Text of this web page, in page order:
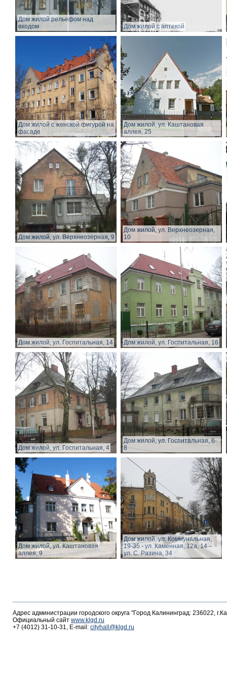
Дом жилой рельефом над
входом
Дом жилой с аптекой
Дом жилой с женской фигурой на
фасаде
Дом жилой, ул. Каштановая
аллея, 25
Дом жилой, ул. Верхнеозерная, 9
Дом жилой, ул. Верхнеозерная,
10
Дом жилой, ул. Госпитальная, 14 Дом жилой, ул. Госпитальная, 16
Дом жилой, ул. Госпитальная, 4
Дом жилой, ул. Госпитальная, 6-
8
Дом жилой, ул. Каштановая
аллея, 9
Дом жилой, ул. Коммунальная,
19-35 - ул. Каменная, 12а, 14 –
ул. С. Разина, 34
Адрес администрации городского округа "Город Калининград: 236022,
Официальный сайт www.klgd.ru
+7 (4012) 31-10-31, E-mail: cityhall@klgd.ru